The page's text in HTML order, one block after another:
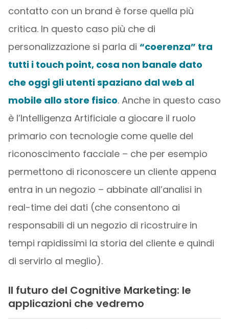
contatto con un brand è forse quella più
critica. In questo caso più che di
personalizzazione si parla di “coerenza” tra
tutti i touch point, cosa non banale dato
che oggi gli utenti spaziano dal web al
mobile allo store fisico. Anche in questo caso
è l’Intelligenza Artificiale a giocare il ruolo
primario con tecnologie come quelle del
riconoscimento facciale – che per esempio
permettono di riconoscere un cliente appena
entra in un negozio – abbinate all’analisi in
real-time dei dati (che consentono ai
responsabili di un negozio di ricostruire in
tempi rapidissimi la storia del cliente e quindi
di servirlo al meglio).
Il futuro del Cognitive Marketing: le
applicazioni che vedremo